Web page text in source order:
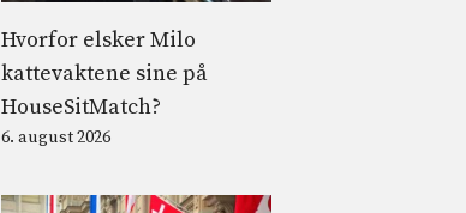
Hvorfor elsker Milo
kattevaktene sine på
HouseSitMatch?
6. august 2026